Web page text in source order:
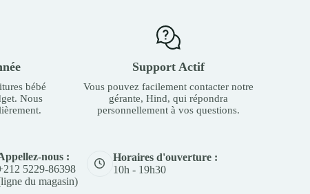
bébé
Nous
Support Actif
Vous pouvez facilement contacter notre
gérante, Hind, qui répondra
personnellement à vos questions.
nous :
5229-86398
du magasin)
Horaires d'ouverture :
10h - 19h30